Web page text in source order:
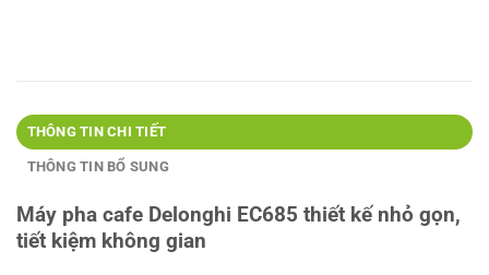
THÔNG TIN CHI TIẾT
THÔNG TIN BỔ SUNG
Máy pha cafe Delonghi EC685 thiết kế nhỏ gọn,
tiết kiệm không gian